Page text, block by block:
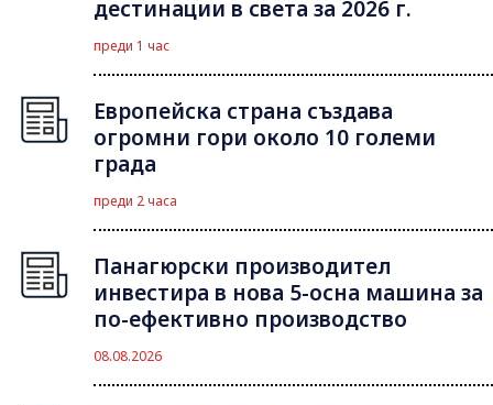
дестинации в света за 2026 г.
преди 1 час
Европейска страна създава
огромни гори около 10 големи
града
преди 2 часа
Панагюрски производител
инвестира в нова 5-осна машина за
по-ефективно производство
08.08.2026